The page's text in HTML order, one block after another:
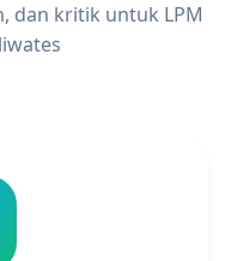
dan kritik untuk LPM